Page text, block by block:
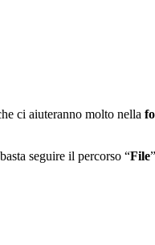
ci aiuteranno molto nella
seguire il percorso “File